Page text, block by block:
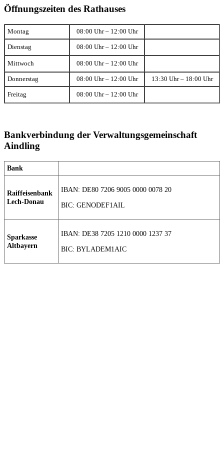
Öffnungszeiten des Rathauses
Montag 08:00 Uhr – 12:00 Uhr
Dienstag 08:00 Uhr – 12:00 Uhr
Mittwoch 08:00 Uhr – 12:00 Uhr
Donnerstag 08:00 Uhr – 12:00 Uhr 13:30 Uhr – 18:00 Uhr
Freitag 08:00 Uhr – 12:00 Uhr
Bankverbindung der Verwaltungsgemeinschaft
Aindling
Bank
Raiffeisenbank
Lech-Donau
IBAN: DE80 7206 9005 0000 0078 20
BIC: GENODEF1AIL
Sparkasse
Altbayern
IBAN: DE38 7205 1210 0000 1237 37
BIC: BYLADEM1AIC